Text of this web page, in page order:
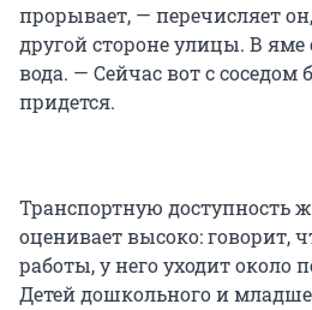
прорывает, — перечисляет
другой стороне улицы. В
вода. — Сейчас вот с соседом
придется.
Транспортную доступность
оценивает высоко: говорит,
работы, у него уходит около
Детей дошкольного и